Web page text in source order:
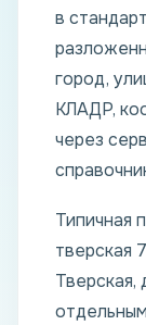
в
город,
КЛАДР,
через
Типичная
тверская
Тверская,